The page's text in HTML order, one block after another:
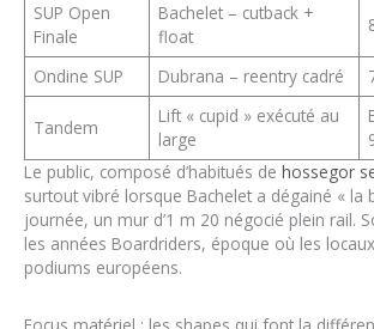
SUP Open
Finale
Bachelet – cutback +
float
Ondine SUP Dubrana – reentry cadré
Tandem
Lift « cupid » exécuté au
large
Le public, composé d’habitués de hossegor
surtout vibré lorsque Bachelet a dégainé « la
journée, un mur d’1 m 20 négocié plein rail.
les années Boardriders, époque où les
podiums européens.